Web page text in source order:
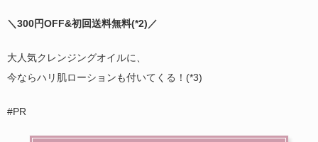
＼300円OFF&初回送料無料(*2) ／
大人気クレンジングオイルに、
今ならハリ肌ローションも付いてくる！(*3)
#PR